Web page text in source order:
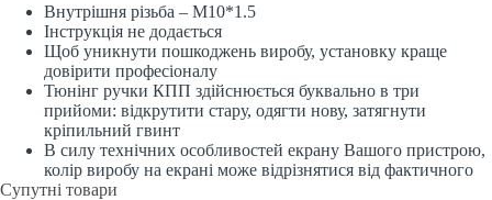
Внутрішня різьба – M10*1.5
Інструкція не додається
Щоб уникнути пошкоджень виробу, установку краще
довірити професіоналу
Тюнінг ручки КПП здійснюється буквально в три
прийоми: відкрутити стару, одягти нову, затягнути
кріпильний гвинт
В силу технічних особливостей екрану Вашого пристрою,
колір виробу на екрані може відрізнятися від фактичного
Супутні товари